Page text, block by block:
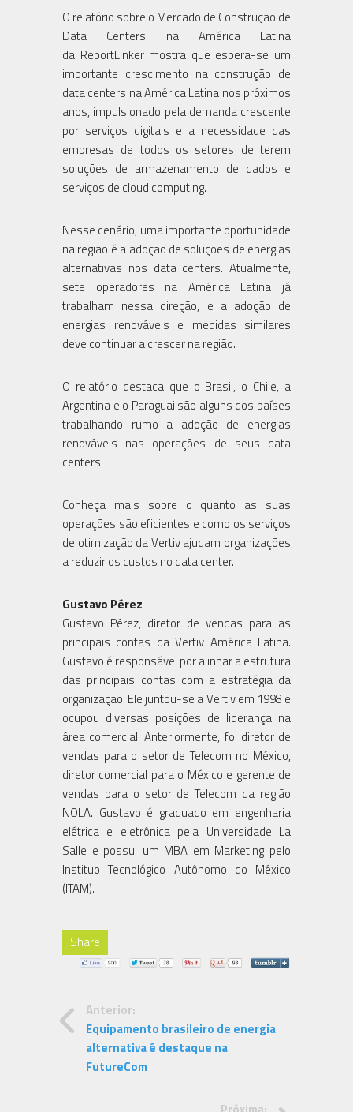
O relatório sobre o Mercado de Construção de
Data Centers na América Latina
da ReportLinker mostra que espera-se um
importante crescimento na construção de
data centers na América Latina nos próximos
anos, impulsionado pela demanda crescente
por serviços digitais e a necessidade das
empresas de todos os setores de terem
soluções de armazenamento de dados e
serviços de cloud computing.
Nesse cenário, uma importante oportunidade
na região é a adoção de soluções de energias
alternativas nos data centers. Atualmente,
sete operadores na América Latina já
trabalham nessa direção, e a adoção de
energias renováveis e medidas similares
deve continuar a crescer na região.
O relatório destaca que o Brasil, o Chile, a
Argentina e o Paraguai são alguns dos países
trabalhando rumo a adoção de energias
renováveis nas operações de seus data
centers.
Conheça mais sobre o quanto as suas
operações são eficientes e como os serviços
de otimização da Vertiv ajudam organizações
a reduzir os custos no data center.
Gustavo Pérez
Gustavo Pérez, diretor de vendas para as
principais contas da Vertiv América Latina.
Gustavo é responsável por alinhar a estrutura
das principais contas com a estratégia da
organização. Ele juntou-se a Vertiv em 1998 e
ocupou diversas posições de liderança na
área comercial. Anteriormente, foi diretor de
vendas para o setor de Telecom no México,
diretor comercial para o México e gerente de
vendas para o setor de Telecom da região
NOLA. Gustavo é graduado em engenharia
elétrica e eletrônica pela Universidade La
Salle e possui um MBA em Marketing pelo
Instituo Tecnológico Autônomo do México
(ITAM).
Share
Anterior:
Equipamento brasileiro de energia
alternativa é destaque na
FutureCom